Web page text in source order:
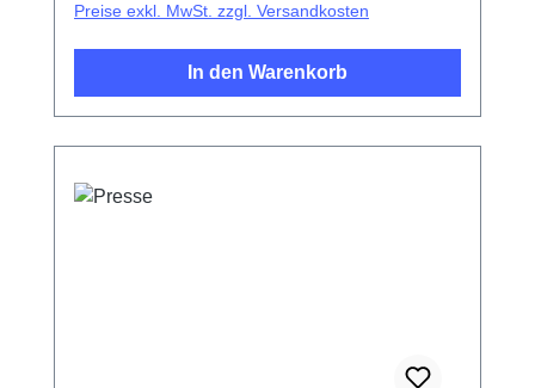
Preise exkl. MwSt. zzgl. Versandkosten
In den Warenkorb